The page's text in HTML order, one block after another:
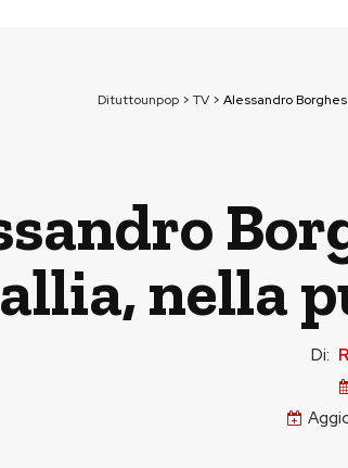
Dituttounpop> TV> Alessandro
nella
Di: